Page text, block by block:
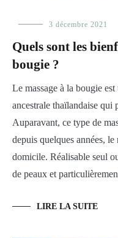
Femme ,
Les
huiles
Prendre
soin
sa
peau
3 décembre 2021
Quels sont les
bougie ?
Le massage à la bougie
ancestrale thaïlandaise qui
Auparavant, ce type de
depuis quelques années, le
domicile. Réalisable seul
de peaux et
LIRE LA SUITE